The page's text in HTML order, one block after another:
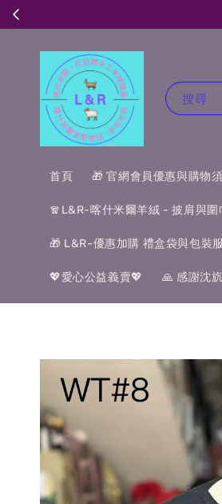
搜尋
首頁 🎁 官網會員優惠與購物
🧣L&R-喀什米爾羊絨 - 披肩與圍
🎁 L&R-優惠加購 禮盒袋與包裝
💖愛心公益義賣💖 🙏 感謝沈